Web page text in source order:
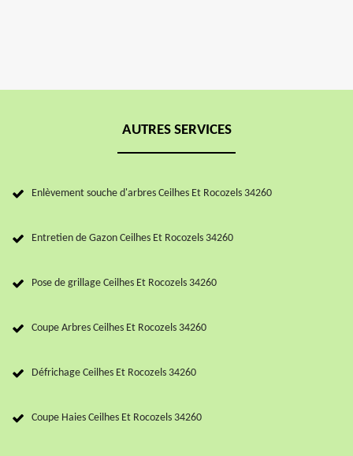
AUTRES SERVICES
Enlèvement souche d'arbres Ceilhes Et Rocozels 34260
Entretien de Gazon Ceilhes Et Rocozels 34260
Pose de grillage Ceilhes Et Rocozels 34260
Coupe Arbres Ceilhes Et Rocozels 34260
Défrichage Ceilhes Et Rocozels 34260
Coupe Haies Ceilhes Et Rocozels 34260